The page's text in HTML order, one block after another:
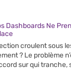
Dashboards Ne
croulent sous
? Le problème
sur qui tranche,